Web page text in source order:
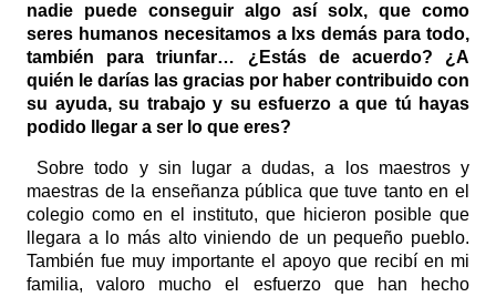
nadie puede conseguir algo así solx, que como
seres humanos necesitamos a lxs demás para todo,
también para triunfar… ¿Estás de acuerdo? ¿A
quién le darías las gracias por haber contribuido con
su ayuda, su trabajo y su esfuerzo a que tú hayas
podido llegar a ser lo que eres?
Sobre todo y sin lugar a dudas, a los maestros y
maestras de la enseñanza pública que tuve tanto en el
colegio como en el instituto, que hicieron posible que
llegara a lo más alto viniendo de un pequeño pueblo.
También fue muy importante el apoyo que recibí en mi
familia, valoro mucho el esfuerzo que han hecho